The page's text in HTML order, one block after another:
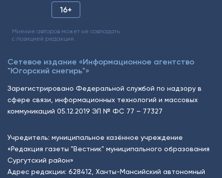
16+
Мнение авторов может не совпадать
с позицией редакции.
Сетевое издание «Информационное агентство
"Югорский снегирь"»
Зарегистрировано Федеральной службой по надзору в
сфере связи, информационных технологий и массовых
коммуникаций 05.12.2019 ЭЛ № ФС 77 – 77327
Учредитель: муниципальное казённое учреждение
«Редакция газеты "Вестник" муниципального образования
Сургутский район»
Адрес редакции: 628412, Ханты-Мансийский автономный